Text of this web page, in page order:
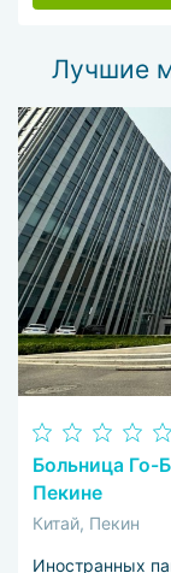
удачи. Твой,
Лучшие
Больница Го-
Пекине
Китай, Пекин
Иностранных